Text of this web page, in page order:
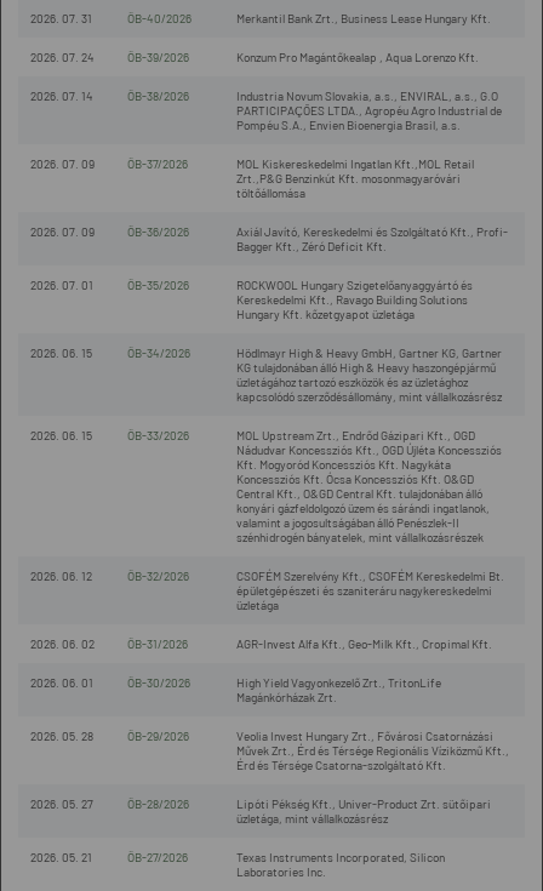
2026. 07. 31 ÖB-40/2026 Merkantil Bank Zrt., Business Lease Hungary Kft.
2026. 07. 24 ÖB-39/2026 Konzum Pro Magántőkealap , Aqua Lorenzo Kft.
2026. 07. 14 ÖB-38/2026
Industria Novum Slovakia, a.s., ENVIRAL, a.s., G.O
PARTICIPAÇÕES LTDA., Agropéu Agro Industrial de
Pompéu S.A., Envien Bioenergia Brasil, a.s.
2026. 07. 09 ÖB-37/2026
MOL Kiskereskedelmi Ingatlan Kft.,MOL Retail
Zrt.,P&G Benzinkút Kft. mosonmagyaróvári
töltőállomása
2026. 07. 09 ÖB-36/2026
Axiál Javító, Kereskedelmi és Szolgáltató Kft., Profi-
Bagger Kft., Zéró Deficit Kft.
2026. 07. 01 ÖB-35/2026
ROCKWOOL Hungary Szigetelőanyaggyártó és
Kereskedelmi Kft., Ravago Building Solutions
Hungary Kft. kőzetgyapot üzletága
2026. 06. 15 ÖB-34/2026
Hödlmayr High & Heavy GmbH, Gartner KG, Gartner
KG tulajdonában álló High & Heavy haszongépjármű
üzletágához tartozó eszközök és az üzletághoz
kapcsolódó szerződésállomány, mint vállalkozásrész
2026. 06. 15 ÖB-33/2026
MOL Upstream Zrt., Endrőd Gázipari Kft., OGD
Nádudvar Koncessziós Kft., OGD Újléta Koncessziós
Kft. Mogyoród Koncessziós Kft. Nagykáta
Koncessziós Kft. Ócsa Koncessziós Kft. O&GD
Central Kft., O&GD Central Kft. tulajdonában álló
konyári gázfeldolgozó üzem és sárándi ingatlanok,
valamint a jogosultságában álló Penészlek-II
szénhidrogén bányatelek, mint vállalkozásrészek
2026. 06. 12 ÖB-32/2026
CSOFÉM Szerelvény Kft., CSOFÉM Kereskedelmi Bt.
épületgépészeti és szaniteráru nagykereskedelmi
üzletága
2026. 06. 02 ÖB-31/2026 AGR-Invest Alfa Kft., Geo-Milk Kft., Cropimal Kft.
2026. 06. 01 ÖB-30/2026
High Yield Vagyonkezelő Zrt., TritonLife
Magánkórházak Zrt.
2026. 05. 28 ÖB-29/2026
Veolia Invest Hungary Zrt., Fővárosi Csatornázási
Művek Zrt., Érd és Térsége Regionális Víziközmű Kft.,
Érd és Térsége Csatorna-szolgáltató Kft.
2026. 05. 27 ÖB-28/2026
Lipóti Pékség Kft., Univer-Product Zrt. sütőipari
üzletága, mint vállalkozásrész
2026. 05. 21 ÖB-27/2026
Texas Instruments Incorporated, Silicon
Laboratories Inc.